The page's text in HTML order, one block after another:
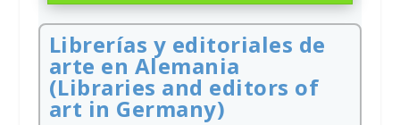
Librerías y editoriales de
arte en Alemania
(Libraries and editors of
art in Germany)